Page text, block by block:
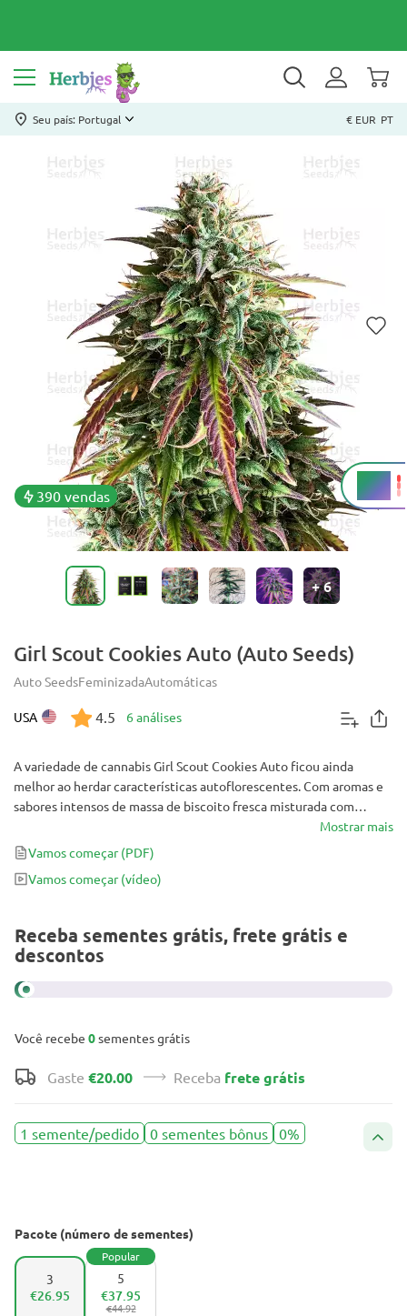
Seu país: Portugal € EUR PT
390 vendas
24%
THC
+6
Girl Scout Cookies Auto (Auto Seeds)
Auto SeedsFeminizadaAutomáticas
USA 4.5 6 análises
A variedade de cannabis Girl Scout Cookies Auto ficou ainda
melhor ao herdar características autoflorescentes. Com aromas e
sabores intensos de massa de biscoito fresca misturada com
camadas de tricomas escorrendo - a variedade Girl Scout Cookies
Auto é uma obra-prima que todos os produtores precisam
experimentar pelo menos uma vez na vida.
Mostrar mais
Vamos começar (PDF)
Vamos começar(vídeo)
Receba sementes grátis, frete grátis e
descontos
Você recebe 0sementes grátis
Gaste €20.00 Receba frete grátis
1 semente/pedido 0 sementes bônus 0%
Pacote (número de sementes)
3
€26.95
5
Popular
€44.92
€37.95